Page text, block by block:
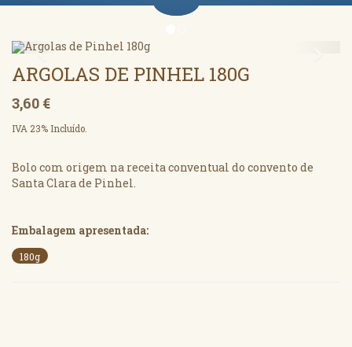
Anterior
ARGOLAS DE PINHEL 180G
3,60 €
IVA 23% Incluído.
Bolo com origem na receita conventual do convento de
Santa Clara de Pinhel.
Embalagem apresentada:
180g